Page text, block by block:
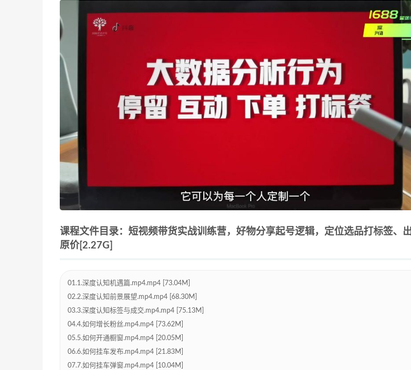
课程文件目录：短视频带货实战训练营，好物分享起号逻辑，定位选品打标签、出
原价[2.27G]
01.1.深度认知机遇篇.mp4.mp4 [73.04M]
02.2.深度认知前景展望.mp4.mp4 [68.30M]
03.3.深度认知标签与成交.mp4.mp4 [75.13M]
04.4.如何增长粉丝.mp4.mp4 [73.62M]
05.5.如何开通橱窗.mp4.mp4 [20.05M]
06.6.如何挂车发布.mp4.mp4 [21.83M]
07.7.如何挂车弹窗.mp4.mp4 [10.04M]